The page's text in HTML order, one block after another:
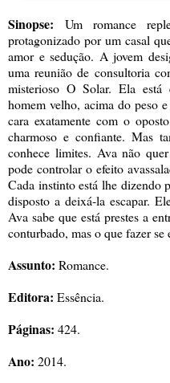
Sinopse:
Um romance
protagonizado por um casal
amor e sedução. A jovem
uma reunião de consultoria
misterioso O Solar. Ela
homem velho, acima do peso
cara exatamente com o
charmoso e confiante. Mas
conhece limites. Ava não
pode controlar o efeito
Cada instinto está lhe dizendo
disposto a deixá-la escapar.
Ava sabe que está prestes a
conturbado, mas o que fazer se
Assunto: Romance.
Editora: Essência.
Páginas: 424.
Ano: 2014.